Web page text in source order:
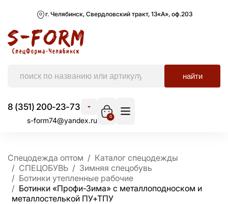
г. Челябинск, Свердловский тракт, 13«А», оф.203
найти
8 (351) 200-23-73
s-form74@yandex.ru 0
Спецодежда оптом
Каталог спецодежды
СПЕЦОБУВЬ
Зимняя спецобувь
Ботинки утепленные рабочие
Ботинки «Профи-Зима» с металлоподноском и
металлостелькой ПУ+ТПУ